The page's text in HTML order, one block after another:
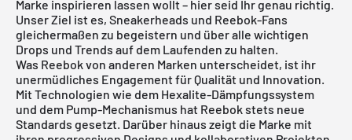
Marke inspirieren lassen wollt – hier seid Ihr genau richtig.
Unser Ziel ist es, Sneakerheads und Reebok-Fans
gleichermaßen zu begeistern und über alle wichtigen
Drops und Trends auf dem Laufenden zu halten.
Was Reebok von anderen Marken unterscheidet, ist ihr
unermüdliches Engagement für Qualität und Innovation.
Mit Technologien wie dem Hexalite-Dämpfungssystem
und dem Pump-Mechanismus hat Reebok stets neue
Standards gesetzt. Darüber hinaus zeigt die Marke mit